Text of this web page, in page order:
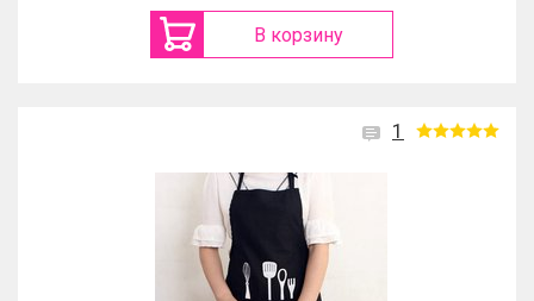
В корзину
1